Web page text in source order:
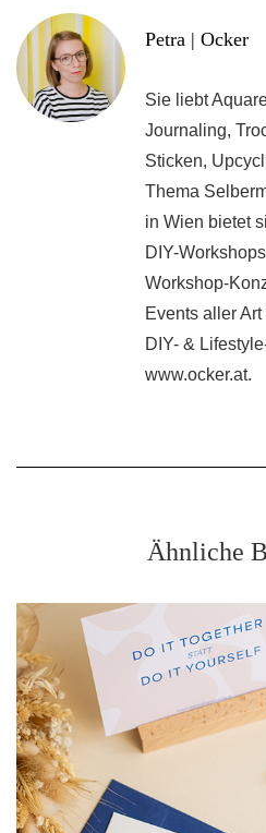
Petra | Ocker
Sie liebt
Journaling,
Sticken,
Thema
in Wien bietet
DIY-
Workshop-
Events aller
DIY- &
www.ocker.at.
Ähnliche